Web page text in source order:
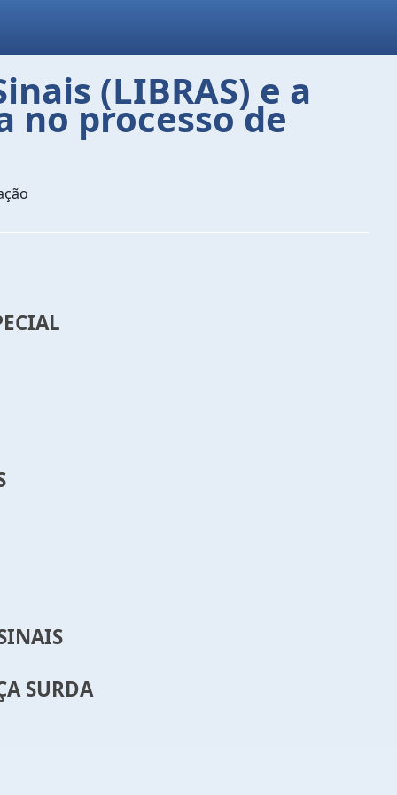
(LIBRAS) e a
no processo de
SURDA